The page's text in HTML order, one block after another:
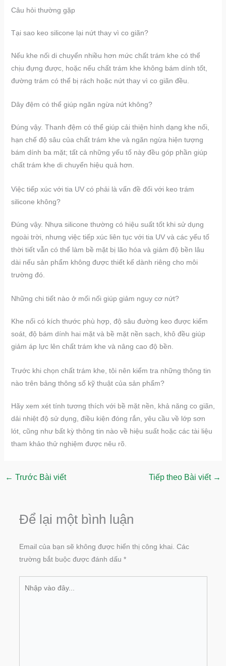
Câu hỏi thường gặp
Tại sao keo silicone lại nứt thay vì co giãn?
Nếu khe nối di chuyển nhiều hơn mức chất trám khe có thể
chịu đựng được, hoặc nếu chất trám khe không bám dính tốt,
đường trám có thể bị rách hoặc nứt thay vì co giãn đều.
Dây đệm có thể giúp ngăn ngừa nứt không?
Đúng vậy. Thanh đệm có thể giúp cải thiện hình dạng khe nối,
hạn chế độ sâu của chất trám khe và ngăn ngừa hiện tượng
bám dính ba mặt; tất cả những yếu tố này đều góp phần giúp
chất trám khe di chuyển hiệu quả hơn.
Việc tiếp xúc với tia UV có phải là vấn đề đối với keo trám
silicone không?
Đúng vậy. Nhựa silicone thường có hiệu suất tốt khi sử dụng
ngoài trời, nhưng việc tiếp xúc liên tục với tia UV và các yếu tố
thời tiết vẫn có thể làm bề mặt bị lão hóa và giảm độ bền lâu
dài nếu sản phẩm không được thiết kế dành riêng cho môi
trường đó.
Những chi tiết nào ở mối nối giúp giảm nguy cơ nứt?
Khe nối có kích thước phù hợp, độ sâu đường keo được kiểm
soát, độ bám dính hai mặt và bề mặt nền sạch, khô đều giúp
giảm áp lực lên chất trám khe và nâng cao độ bền.
Trước khi chọn chất trám khe, tôi nên kiểm tra những thông tin
nào trên bảng thông số kỹ thuật của sản phẩm?
Hãy xem xét tính tương thích với bề mặt nền, khả năng co giãn,
dải nhiệt độ sử dụng, điều kiện đóng rắn, yêu cầu về lớp sơn
lót, cũng như bất kỳ thông tin nào về hiệu suất hoặc các tài liệu
tham khảo thử nghiệm được nêu rõ.
← Trước Bài viết Tiếp theo Bài viết →
Để lại một bình luận
Email của bạn sẽ không được hiển thị công khai. Các
trường bắt buộc được đánh dấu *